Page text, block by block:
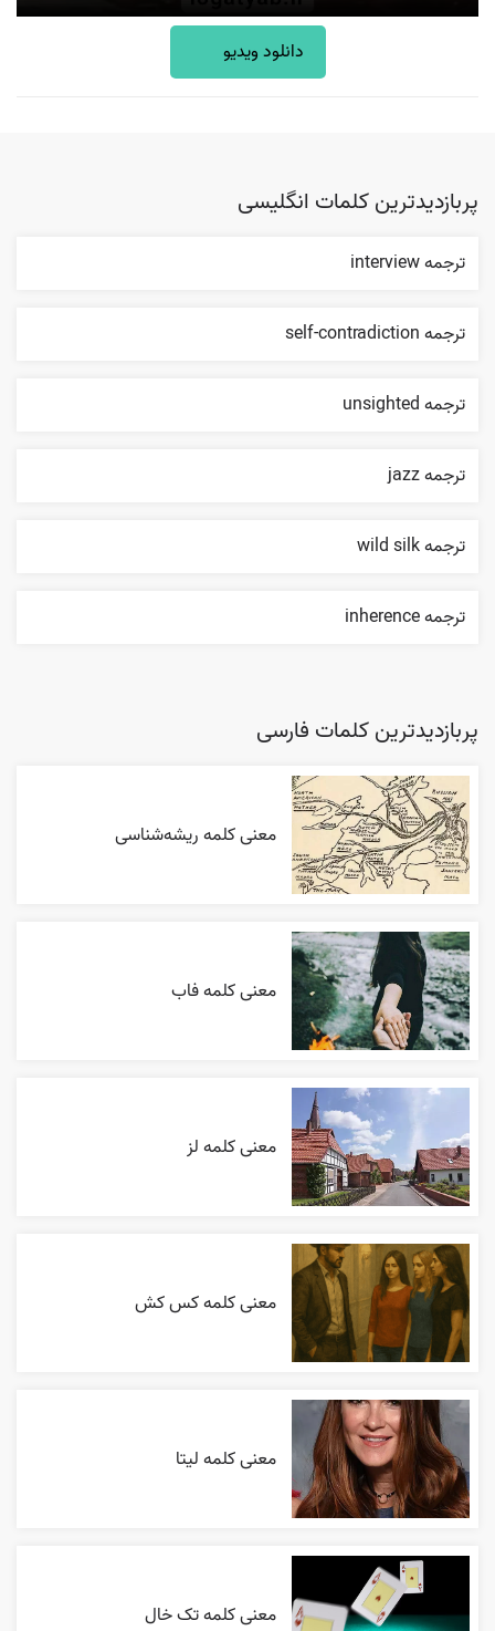
دانلود ویدیو
پربازدیدترین کلمات انگلیسی
ترجمه interview
ترجمه self-contradiction
ترجمه unsighted
ترجمه jazz
ترجمه wild silk
ترجمه inherence
پربازدیدترین کلمات فارسی
معنی کلمه ریشه‌شناسی
معنی کلمه فاب
معنی کلمه لز
معنی کلمه کس کش
معنی کلمه لیتا
معنی کلمه تک خال